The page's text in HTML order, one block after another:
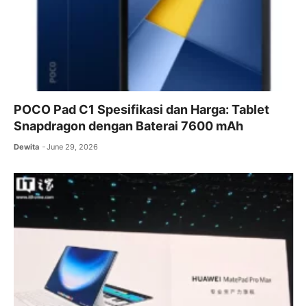
POCO Pad C1 Spesifikasi dan Harga: Tablet
Snapdragon dengan Baterai 7600 mAh
Dewita June 29, 2026